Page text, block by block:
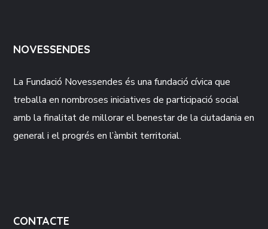
NOVESSENDES
La Fundació Novessendes és una fundació cívica que
treballa en nombroses iniciatives de participació social
amb la finalitat de millorar el benestar de la ciutadania en
general i el progrés en l’àmbit territorial.
CONTACTE